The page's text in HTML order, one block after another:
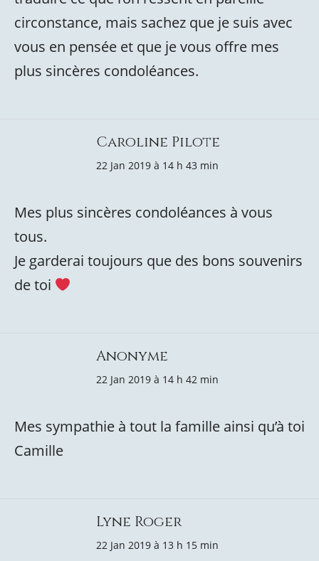
circonstance, mais sachez que je suis avec
vous en pensée et que je vous offre mes
plus sincères condoléances.
Caroline Pilote
22 Jan 2019 à 14 h 43 min
Mes plus sincères condoléances à vous
tous.
Je garderai toujours que des bons souvenirs
de toi
Anonyme
22 Jan 2019 à 14 h 42 min
Mes sympathie à tout la famille ainsi qu’à toi
Camille
Lyne Roger
22 Jan 2019 à 13 h 15 min